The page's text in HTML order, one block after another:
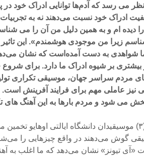
نظر می رسد که آدم‌ها توانایی ادراک خود
ادراک خود نسبت می‌دهند نه به
را دیده ام و به همین دلیل من آن را می
زیرا من موجودی هوشمندم». این
شواهدی به دست آمده‌است که نشان
بیشتری بر شیوه ادراک ما دارد. برای
مردم سراسر جهان، موسیقی تکراری
نیز عاملی مهم برای فرایند آفرینش
پخش می شود و مردم بارها به این آهنگ
گوش می‌دهند در واقع چیزهایی را
تیونز» نشان می‌دهد که ما اغلب به